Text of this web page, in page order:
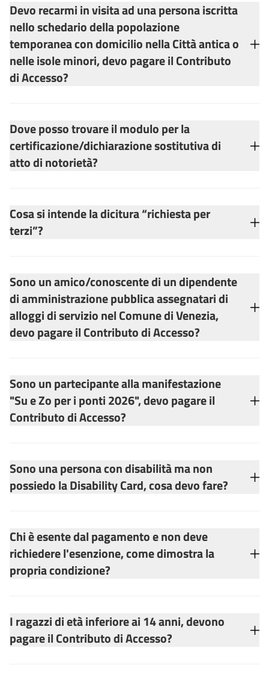
Devo recarmi in visita ad una persona iscritta
nello schedario della popolazione
temporanea con domicilio nella Città antica o
nelle isole minori, devo pagare il Contributo
di Accesso?
Dove posso trovare il modulo per la
certificazione/dichiarazione sostitutiva di
atto di notorietà?
Cosa si intende la dicitura “richiesta per
terzi”?
Sono un amico/conoscente di un dipendente
di amministrazione pubblica assegnatari di
alloggi di servizio nel Comune di Venezia,
devo pagare il Contributo di Accesso?
Sono un partecipante alla manifestazione
"Su e Zo per i ponti 2026", devo pagare il
Contributo di Accesso?
Sono una persona con disabilità ma non
possiedo la Disability Card, cosa devo fare?
Chi è esente dal pagamento e non deve
richiedere l'esenzione, come dimostra la
propria condizione?
I ragazzi di età inferiore ai 14 anni, devono
pagare il Contributo di Accesso?